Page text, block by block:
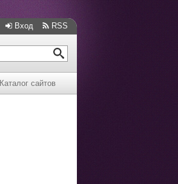
Вход RSS
Каталог сайтов